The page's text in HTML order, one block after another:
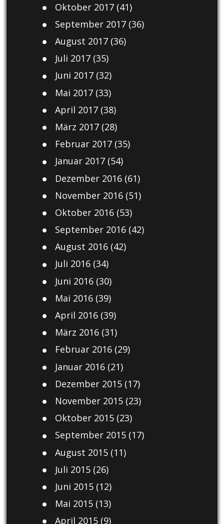
Oktober 2017(41)
September 2017(36)
August 2017(36)
Juli 2017(35)
Juni 2017(32)
Mai 2017(33)
April 2017(38)
März 2017(28)
Februar 2017(35)
Januar 2017(54)
Dezember 2016(61)
November 2016(51)
Oktober 2016(53)
September 2016(42)
August 2016(42)
Juli 2016(34)
Juni 2016(30)
Mai 2016(39)
April 2016(39)
März 2016(31)
Februar 2016(29)
Januar 2016(21)
Dezember 2015(17)
November 2015(23)
Oktober 2015(23)
September 2015(17)
August 2015(11)
Juli 2015(26)
Juni 2015(12)
Mai 2015(13)
April 2015(9)